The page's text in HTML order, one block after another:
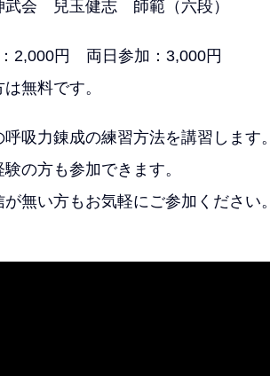
神武会 兒玉健志 師範（六段
2,000円 両日参加：3,000円
無料です。
吸力錬成の練習方法を講習します。
の方も参加できます。
無い方もお気軽にご参加ください。